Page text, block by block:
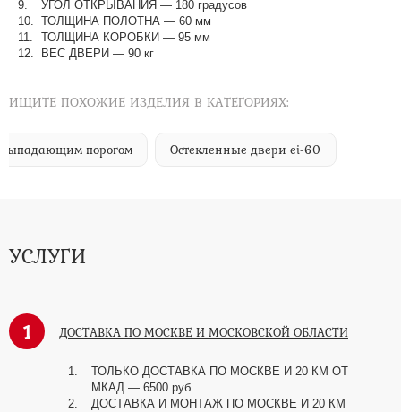
УГОЛ ОТКРЫВАНИЯ — 180 градусов
ТОЛЩИНА ПОЛОТНА — 60 мм
ТОЛЩИНА КОРОБКИ — 95 мм
ВЕС ДВЕРИ — 90 кг
ИЩИТЕ ПОХОЖИЕ ИЗДЕЛИЯ В КАТЕГОРИЯХ:
порогом Остекленные двери ei-60
УСЛУГИ
1 ДОСТАВКА ПО МОСКВЕ И МОСКОВСКОЙ ОБЛАСТИ
ТОЛЬКО ДОСТАВКА ПО МОСКВЕ И 20 КМ ОТ
МКАД — 6500 руб.
ДОСТАВКА И МОНТАЖ ПО МОСКВЕ И 20 КМ